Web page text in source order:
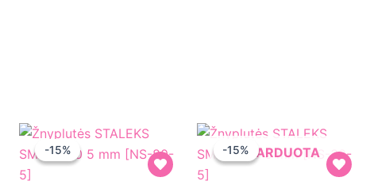
-15%
-15% -15%IŠPARDUOTA
-15%